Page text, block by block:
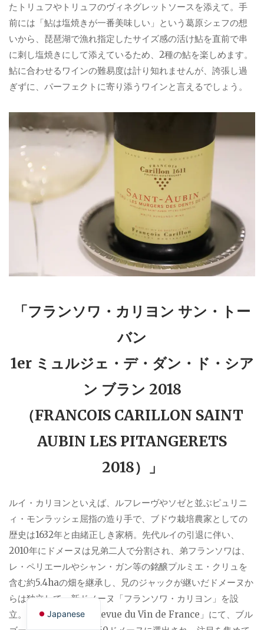
たトリュフやトリュフのヴィネグレットソースを添えて。手
前には「鮎は塩焼きが一番美味しい」という葛原シェフの想
いから、琵琶湖で漁れ指定したサイズ感の活け鮎を直前で串
に刺し塩焼きにして添えているため、2種の鮎を楽しめます。
鮎に合わせるワインの難易度は計り知れませんが、誇張し過
ぎずに、パーフェクトに寄り添うワインと言えるでしょう。
「フランソワ・カリヨン サン・トー
バン
1er ミュルジェ・デ・ダン・ド・シア
ン ブラン 2018
（FRANCOIS CARILLON SAINT
AUBIN LES PITANGERETS
2018）」
ルイ・カリヨンといえば、ルフレーヴやソゼと並ぶピュリニ
ィ・モンラッシェ屈指の造り手で、ブドウ栽培農家としての
歴史は1632年と由緒正しき家柄。先代ルイの引退に伴い、
2010年にドメーヌは兄弟二人で分割され、弟フランソワは、
レ・ペリエールやシャン・ガン等の銘醸プルミエ・クリュを
含む約5.4haの畑を継承し、兄のジャックが継いだドメーヌか
らは独立して、新ドメーヌ「フランソワ・カリヨン」を設
立。2014年には「La Revue du Vin de France」にて、ブル
Japanese
English